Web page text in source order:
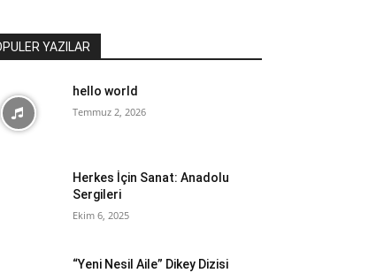
YAZILAR
hello world
Temmuz 2, 2026
Herkes İçin Sanat: Anadolu
Sergileri
Ekim 6, 2025
“Yeni Nesil Aile” Dikey Dizisi